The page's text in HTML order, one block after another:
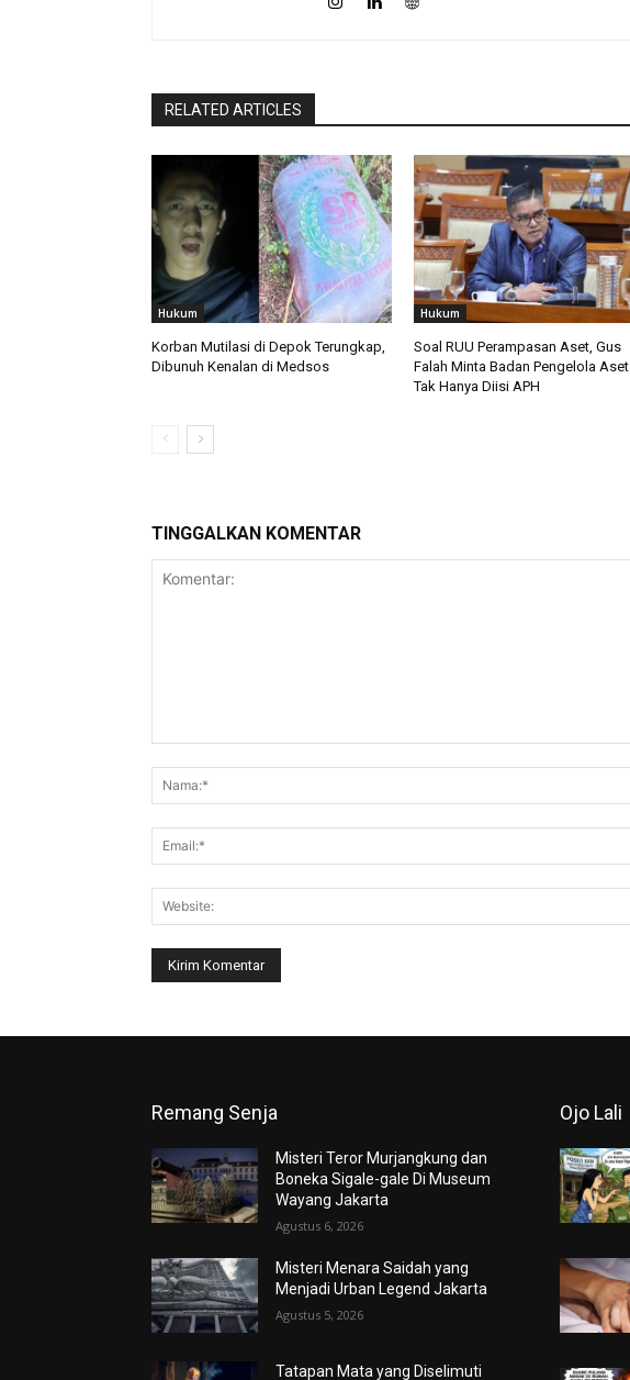
RELATED ARTICLES
Hukum
Korban Mutilasi di Depok Terungkap,
Dibunuh Kenalan di Medsos
Hukum
Soal RUU Perampasan Aset, Gus
Falah Minta Badan Pengelola Aset
Tak Hanya Diisi APH
TINGGALKAN KOMENTAR
Remang Senja
Misteri Teror Murjangkung dan
Boneka Sigale-gale Di Museum
Wayang Jakarta
Agustus 6, 2026
Misteri Menara Saidah yang
Menjadi Urban Legend Jakarta
Agustus 5, 2026
Tatapan Mata yang Diselimuti
Ojo Lali